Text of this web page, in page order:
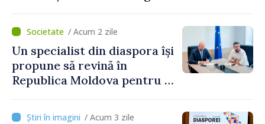
/ Acum 2 zile
Un specialist din diaspora își
propune să revină în
Republica Moldova pentru a
registrului naval național
/ Acum 3 zile